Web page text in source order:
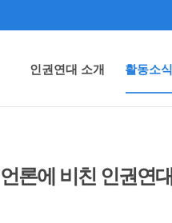
인권연대 소개 활동소식
언론에 비친 인권연대